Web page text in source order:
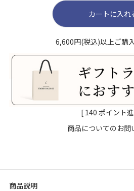
カートに入れ
6,600円(税込)以上ご購
[ 140 ポイント
商品についてのお問
商品説明